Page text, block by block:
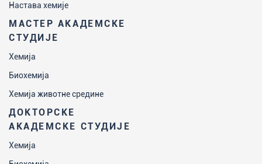
Настава хемије
МАСТЕР АКАДЕМСКЕ
СТУДИЈЕ
Хемија
Биохемија
Хемија животне средине
ДОКТОРСКЕ
АКАДЕМСКЕ СТУДИЈЕ
Хемија